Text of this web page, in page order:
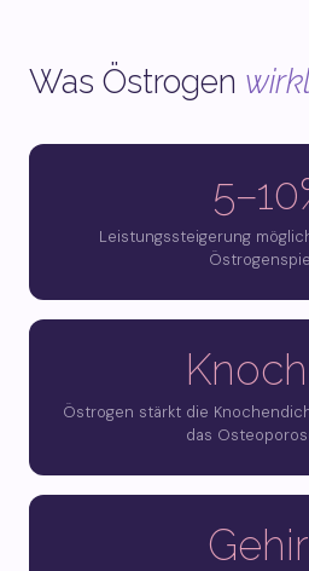
Was Östrogen
Leistungssteigerung
Östrogen stärkt die
das